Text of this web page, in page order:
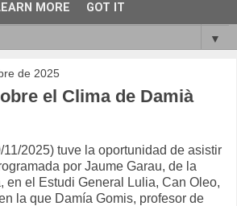
▼
de 2025
el Clima de Damià
2025) tuve la oportunidad de asistir
por Jaume Garau, de la
en el Estudi General Lulia, Can Oleo,
la que Damía Gomis, profesor de
MORE GOT IT